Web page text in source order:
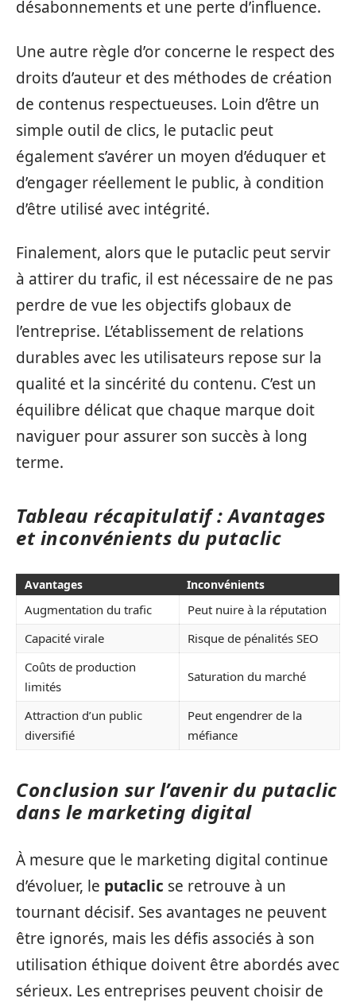
désabonnements et une perte d’influence.
Une autre règle d’or concerne le respect des
droits d’auteur et des méthodes de création
de contenus respectueuses. Loin d’être un
simple outil de clics, le putaclic peut
également s’avérer un moyen d’éduquer et
d’engager réellement le public, à condition
d’être utilisé avec intégrité.
Finalement, alors que le putaclic peut servir
à attirer du trafic, il est nécessaire de ne pas
perdre de vue les objectifs globaux de
l’entreprise. L’établissement de relations
durables avec les utilisateurs repose sur la
qualité et la sincérité du contenu. C’est un
équilibre délicat que chaque marque doit
naviguer pour assurer son succès à long
terme.
Tableau récapitulatif : Avantages
et inconvénients du putaclic
Avantages Inconvénients
Augmentation du trafic
Peut nuire à la réputation
Capacité virale
Risque de pénalités SEO
Coûts de production
limités
Saturation du marché
Attraction d’un public
diversifié
Peut engendrer de la
méfiance
Conclusion sur l’avenir du putaclic
dans le marketing digital
À mesure que le marketing digital continue
d’évoluer, le putaclic se retrouve à un
tournant décisif. Ses avantages ne peuvent
être ignorés, mais les défis associés à son
utilisation éthique doivent être abordés avec
sérieux. Les entreprises peuvent choisir de